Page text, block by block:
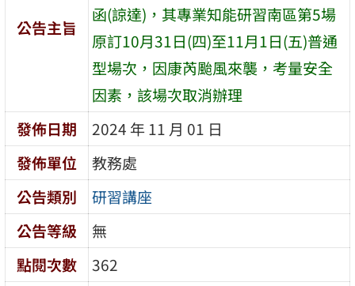
公告主旨
函(諒達)，其專業知能研習南區第5場
原訂10月31日(四)至11月1日(五)普通
型場次，因康芮颱風來襲，考量安全
因素，該場次取消辦理
發佈日期
2024 年 11 月 01 日
發佈單位
教務處
公告類別
研習講座
公告等級
無
點閱次數
362